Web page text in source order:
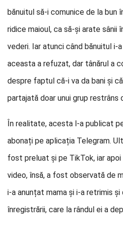
bănuitul să-i comunice de la bun
ridice maioul, ca să-și arate sânii
vederi. Iar atunci când bănuitul i-
aceasta a refuzat, dar tânărul a
despre faptul că-i va da bani și
partajată doar unui grup restrâns
În realitate, acesta l-a publicat
abonați pe aplicația Telegram.
fost preluat și pe TikTok, iar
video, însă, a fost observată de
i-a anunțat mama și i-a retrimis
înregistrării, care la rândul ei a